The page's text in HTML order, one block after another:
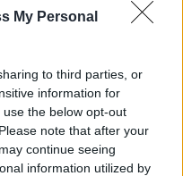
My Personal
to third parties, or
information for
the below opt-out
note that after your
continue seeing
information utilized by